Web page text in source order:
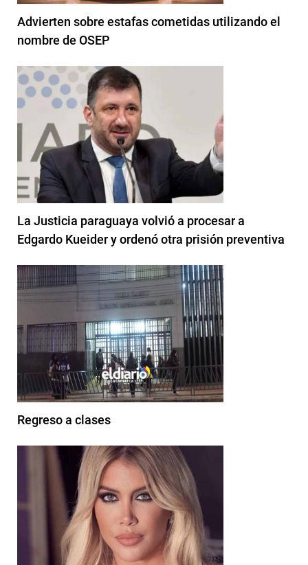
Advierten sobre estafas cometidas utilizando el
nombre de OSEP
La Justicia paraguaya volvió a procesar a
Edgardo Kueider y ordenó otra prisión preventiva
Regreso a clases